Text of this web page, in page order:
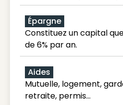
Épargne
Constituez un capital
de 6% par an.
Aides
Mutuelle, logement,
retraite, permis…